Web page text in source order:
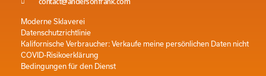
Moderne Sklaverei
Datenschutzrichtlinie
Kalifornische Verbraucher: Verkaufe meine persönlichen Daten nicht
COVID-Risikoerklärung
Bedingungen für den Dienst